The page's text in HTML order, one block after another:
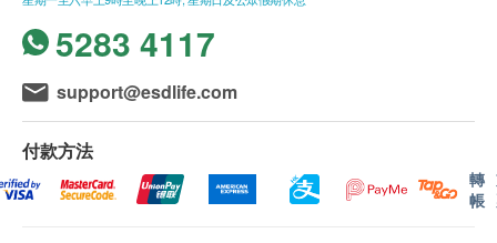
送貨服務只限本地，送貨範圍包括港島、九龍及新
界的一般地區。
送貨服務不適用於偏遠地區 (例如: 禁區) 、離島、
愉景灣、流浮山、馬灣 (東涌市鎮除外)等地區、某
些偏遠區域或屈臣氏蒸餾水車輛難以到達之地方及
位於無升降機設施的樓層或相應的送貨路程。
不排除運送時間會因節日而有所影響。當八號烈風
5283 4117
support@esdlife.com
付款方法
轉
帳